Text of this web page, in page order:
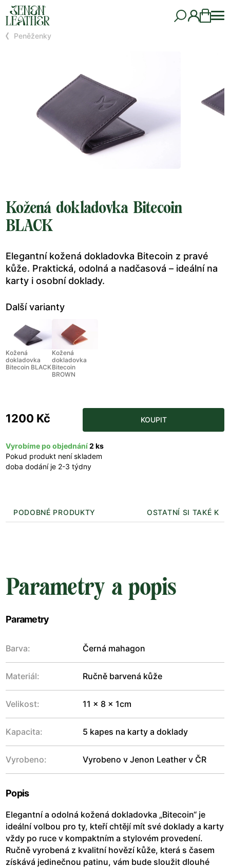
Peněženky
Kožená dokladovka Bitecoin
BLACK
Elegantní kožená dokladovka Bitecoin z pravé
kůže. Praktická, odolná a nadčasová – ideální na
karty i osobní doklady.
Další varianty
Kožená
dokladovka
Bitecoin BLACK
Kožená
dokladovka
Bitecoin
BROWN
1200 Kč KOUPIT
Vyrobíme po objednání2 ks
Pokud produkt není skladem
doba dodání je 2-3 týdny
PODOBNÉ PRODUKTY OSTATNÍ SI TAKÉ
Parametry a popis
Parametry
Barva: Černá mahagon
Materiál: Ručně barvená kůže
Velikost: 11 x 8 x 1cm
Kapacita: 5 kapes na karty a doklady
Vyrobeno: Vyrobeno v Jenon Leather v ČR
Popis
Elegantní a odolná kožená dokladovka „Bitecoin“ je
ideální volbou pro ty, kteří chtějí mít své doklady a karty
vždy po ruce v kompaktním a stylovém provedení.
Ručně vyrobená z kvalitní hovězí kůže, která s časem
získává jedinečnou patinu, vám bude sloužit dlouhé